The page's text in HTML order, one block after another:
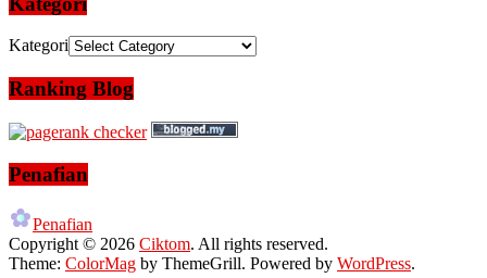
Kategori
Ranking Blog
Penafian
Penafian
Copyright © 2026 Ciktom. All rights reserved.
Theme: ColorMag by ThemeGrill. Powered by WordPress.